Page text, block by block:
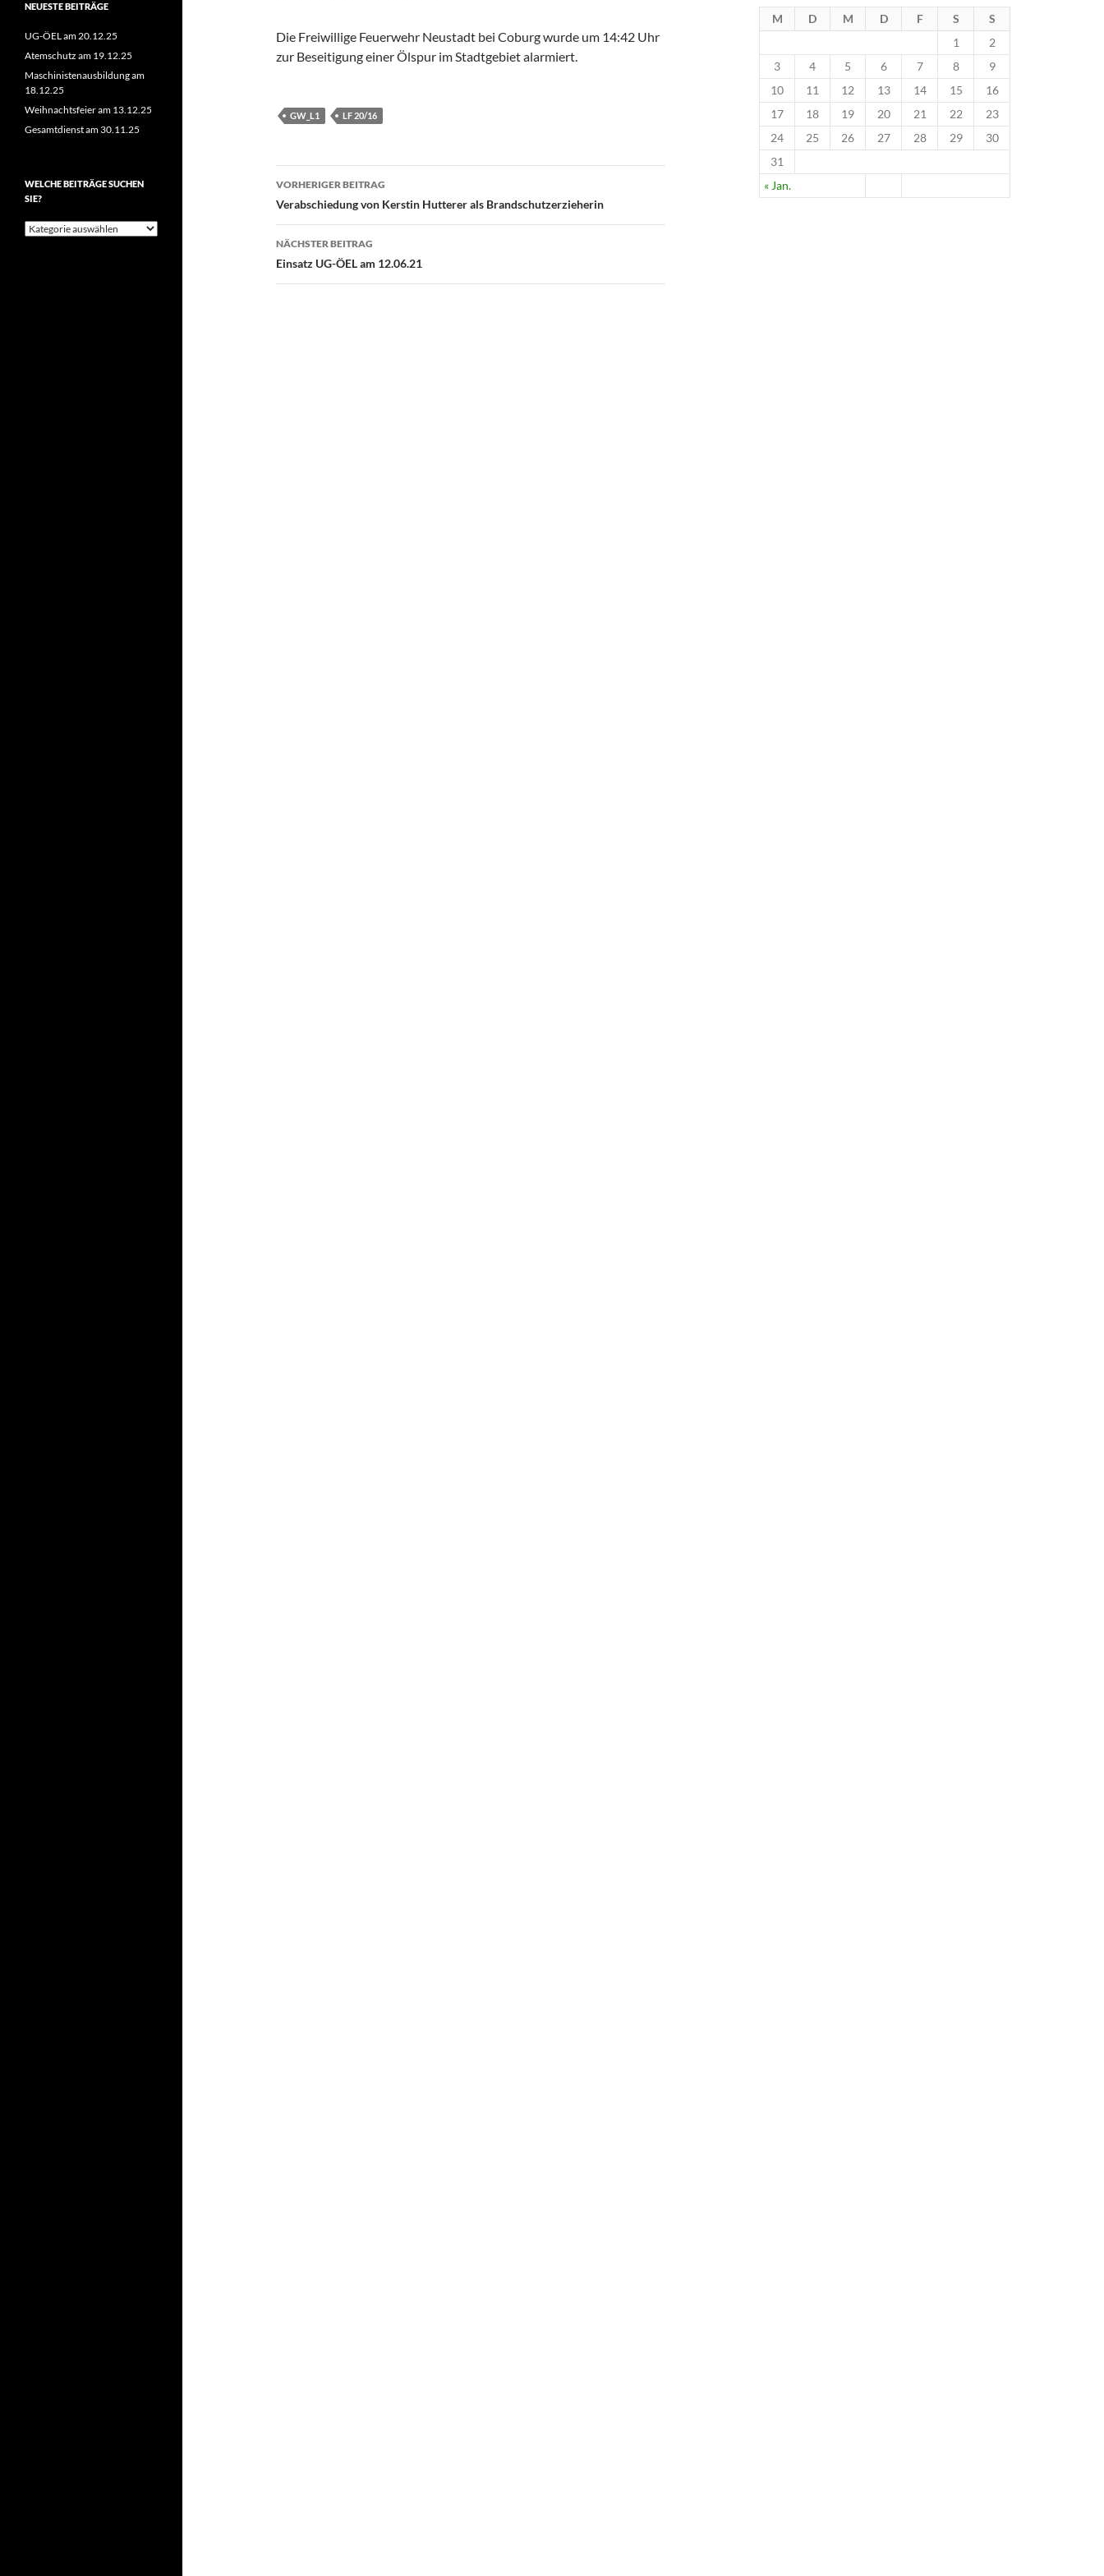
Die Freiwillige Feuerwehr Neustadt bei Coburg wurde um 14:42 Uhr
zur Beseitigung einer Ölspur im Stadtgebiet alarmiert.
GW_L1 LF 20/16
Beitragsnavigation
VORHERIGER BEITRAG
Verabschiedung von Kerstin Hutterer als Brandschutzerzieherin
NÄCHSTER BEITRAG
Einsatz UG-ÖEL am 12.06.21
M D M D F S S
« Jan.
1
2
3
4 5 6 7 8
9
10
11 12 13 14 15
16
17
18 19 20 21 22
23
24
25 26 27 28 29
30
31
NEUESTE BEITRÄGE
UG-ÖEL am 20.12.25
Atemschutz am 19.12.25
Maschinistenausbildung am
18.12.25
Weihnachtsfeier am 13.12.25
Gesamtdienst am 30.11.25
WELCHE BEITRÄGE SUCHEN
SIE?
Welche